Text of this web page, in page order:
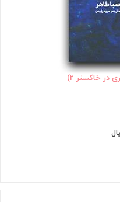
در خاکستر 2)